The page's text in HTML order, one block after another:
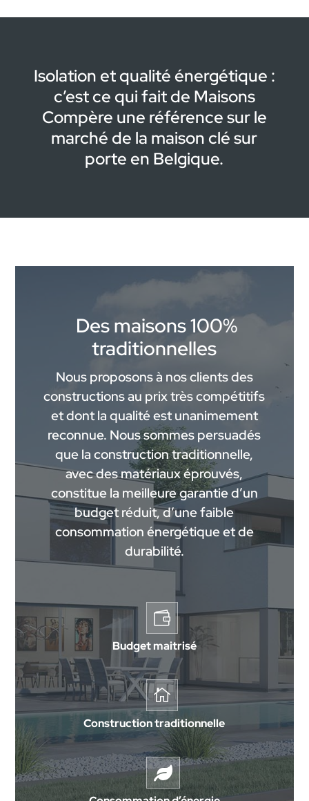
Isolation et qualité énergétique :
c’est ce qui fait de Maisons
Compère une référence sur le
marché de la maison clé sur
porte en Belgique.
Des maisons 100%
traditionnelles
Nous proposons à nos clients des
constructions au prix très compétitifs
et dont la qualité est unanimement
reconnue. Nous sommes persuadés
que la construction traditionnelle,
avec des matériaux éprouvés,
constitue la meilleure garantie d’un
budget réduit, d’une faible
consommation énergétique et de
durabilité.

Budget maitrisé

Construction traditionnelle
